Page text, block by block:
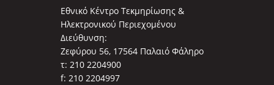
Εθνικό Κέντρο Τεκμηρίωσης &
Ηλεκτρονικού Περιεχομένου
Διεύθυνση:
Ζεφύρου 56, 17564 Παλαιό Φάληρο
τ: 210 2204900
f: 210 2204997